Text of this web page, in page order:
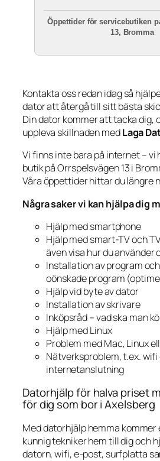
Öppettider för servicebutiken
13, Bromma
Kontakta oss redan idag så
dator att återgå till sitt bästa
Din dator kommer att tacka dig,
uppleva skillnaden medLaga
Vi finns inte bara på internet – vi
butik på Orrspelsvägen 13 i
Våra öppettider hittar du längre
Några saker vi kan hjälpa dig
Hjälp med smartphone
Hjälp med smart-TV och
även visa hur du använder
Installation av program
oönskade program
Hjälp vid byte av dator
Installation av skrivare
Inköpsråd – vad ska man
Hjälp med Linux
Problem med Mac, Linux
Nätverksproblem, t.ex.
internetanslutning
Datorhjälp för halva priset
för dig som bor i Axelsberg
Med datorhjälp hemma kommer
kunnig tekniker hem till dig och
datorn, wifi, e-post, surfplatta